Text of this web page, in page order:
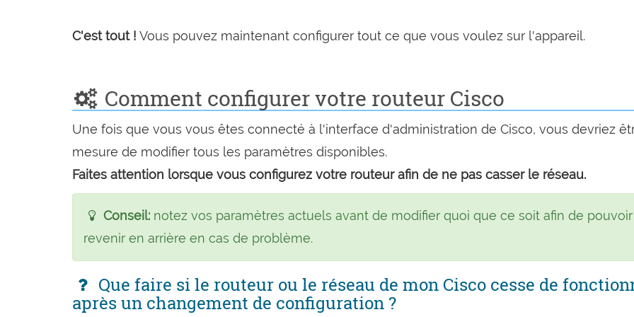
C'est tout ! Vous pouvez maintenant configurer tout ce que vous voulez sur l'appareil.
Comment configurer votre routeur Cisco
Une fois que vous vous êtes connecté à l'interface d'administration de Cisco, vous devriez
mesure de modifier tous les paramètres disponibles.
Faites attention lorsque vous configurez votre routeur afin de ne pas casser le réseau.
Conseil: notez vos paramètres actuels avant de modifier quoi que ce soit afin de pouvoir
revenir en arrière en cas de problème.
Que faire si le routeur ou le réseau de mon Cisco cesse de
après un changement de configuration ?